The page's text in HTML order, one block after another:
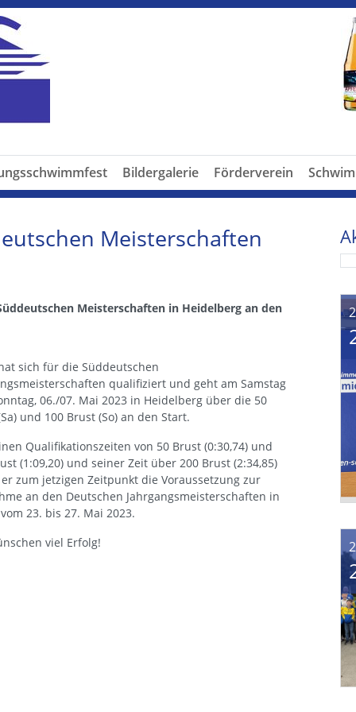
Bildergalerie Förderverein
Meisterschaften
Meisterschaften in Heidelberg an den
sich für die Süddeutschen
qualifiziert und geht am Samstag
06./07. Mai 2023 in Heidelberg über die 50
und 100 Brust (So) an den Start.
Qualifikationszeiten von 50 Brust (0:30,74) und
(1:09,20) und seiner Zeit über 200 Brust (2:34,85)
zum jetzigen Zeitpunkt die Voraussetzung zur
an den Deutschen Jahrgangsmeisterschaften in
23. bis 27. Mai 2023.
viel Erfolg!